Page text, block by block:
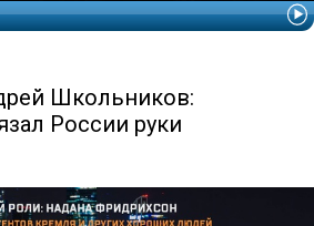
Школьников:
России руки